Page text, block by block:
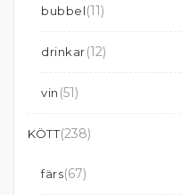
bubbel(11)
drinkar(12)
vin (51)
KÖTT(238)
färs(67)